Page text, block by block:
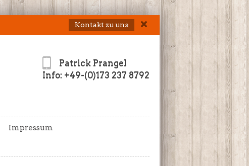
Kontakt zu uns
Patrick Prangel
Info: +49-(0)173 237 8792
Impressum